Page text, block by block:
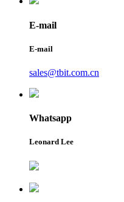
E-mail
E-mail
sales@tbit.com.cn
Whatsapp
Leonard Lee